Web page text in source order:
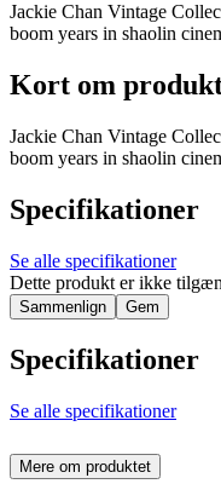
Jackie Chan Vintage
boom years in shaolin
Kort om
Jackie Chan Vintage
boom years in shaolin
Specifikationer
Se alle specifikationer
Dette produkt er ikke
Sammenlign Gem
Specifikationer
Se alle specifikationer
Mere om produktet